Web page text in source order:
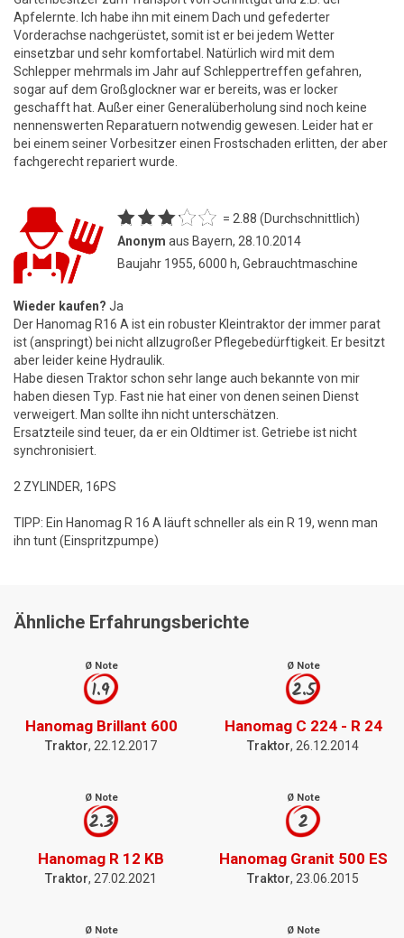
Apfelernte. Ich habe ihn mit einem Dach und gefederter
Vorderachse nachgerüstet, somit ist er bei jedem Wetter
einsetzbar und sehr komfortabel. Natürlich wird mit dem
Schlepper mehrmals im Jahr auf Schleppertreffen gefahren,
sogar auf dem Großglockner war er bereits, was er locker
geschafft hat. Außer einer Generalüberholung sind noch keine
nennenswerten Reparatuern notwendig gewesen. Leider hat er
bei einem seiner Vorbesitzer einen Frostschaden erlitten, der aber
fachgerecht repariert wurde.
= 2.88 (Durchschnittlich)
Anonym aus Bayern, 28.10.2014
Baujahr 1955, 6000 h, Gebrauchtmaschine
Wieder kaufen? Ja
Der Hanomag R16 A ist ein robuster Kleintraktor der immer parat
ist (anspringt) bei nicht allzugroßer Pflegebedürftigkeit. Er besitzt
aber leider keine Hydraulik.
Habe diesen Traktor schon sehr lange auch bekannte von mir
haben diesen Typ. Fast nie hat einer von denen seinen Dienst
verweigert. Man sollte ihn nicht unterschätzen.
Ersatzteile sind teuer, da er ein Oldtimer ist. Getriebe ist nicht
synchronisiert.
2 ZYLINDER, 16PS
TIPP: Ein Hanomag R 16 A läuft schneller als ein R 19, wenn man
ihn tunt (Einspritzpumpe)
Ähnliche Erfahrungsberichte
Ø Note
1.9
Hanomag Brillant 600
Traktor, 22.12.2017
Ø Note
2.5
Hanomag C 224 - R 24
Traktor, 26.12.2014
Ø Note
2.3
Hanomag R 12 KB
Traktor, 27.02.2021
Ø Note
2
Hanomag Granit 500 ES
Traktor, 23.06.2015
Ø Note Ø Note